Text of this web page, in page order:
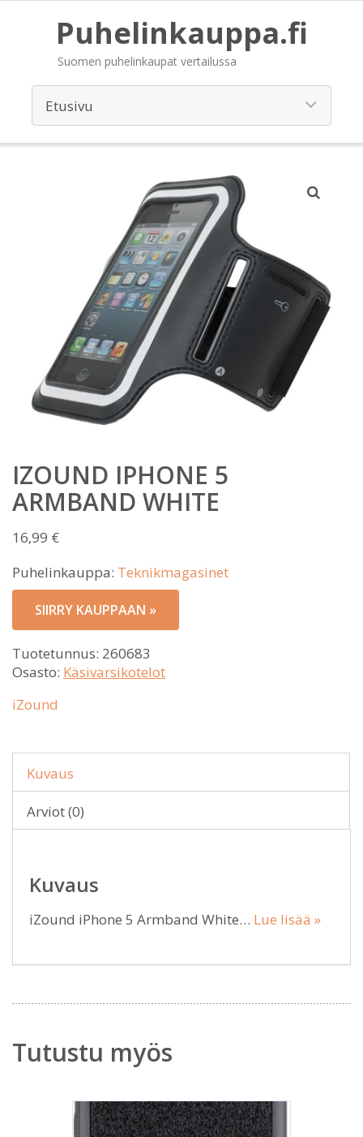
Puhelinkauppa.fi
Suomen puhelinkaupat vertailussa
IZOUND IPHONE 5
ARMBAND WHITE
16,99 €
Puhelinkauppa: Teknikmagasinet
SIIRRY KAUPPAAN »
Tuotetunnus: 260683
Osasto: Käsivarsikotelot
iZound
Kuvaus
Arviot (0)
Kuvaus
iZound iPhone 5 Armband White… Lue lisää »
Tutustu myös